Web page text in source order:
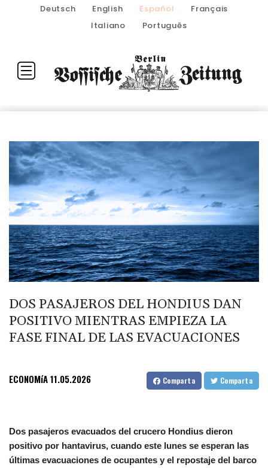
Deutsch English Español
Français
Italiano
Português
DOS PASAJEROS DEL HONDIUS DAN
POSITIVO MIENTRAS EMPIEZA LA
FASE FINAL DE LAS EVACUACIONES
ECONOMíA11.05.2026 Comparta Comparta
Dos pasajeros evacuados del crucero Hondius dieron
positivo por hantavirus, cuando este lunes se esperan las
últimas evacuaciones de ocupantes y el repostaje del barco